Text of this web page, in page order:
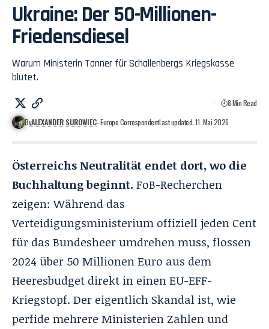
Ukraine: Der 50-Millionen-
Friedensdiesel
Warum Ministerin Tanner für Schallenbergs Kriegskasse
blutet.
ByALEXANDER SUROWIEC- Europe CorrespondentLast updated: 11. Mai 2026
8 Min Read
Österreichs Neutralität endet dort, wo die
Buchhaltung beginnt. FoB-Recherchen
zeigen: Während das
Verteidigungsministerium offiziell jeden Cent
für das Bundesheer umdrehen muss, flossen
2024 über 50 Millionen Euro aus dem
Heeresbudget direkt in einen EU-EFF-
Kriegstopf. Der eigentlich Skandal ist, wie
perfide mehrere Ministerien Zahlen und